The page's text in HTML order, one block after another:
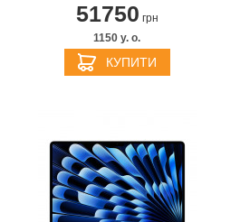
51750 грн
1150 y. о.
КУПИТИ